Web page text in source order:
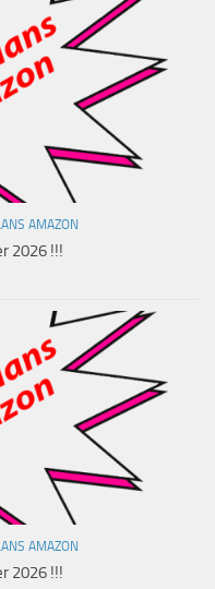
AMAZON
2026 !!!
AMAZON
2026 !!!